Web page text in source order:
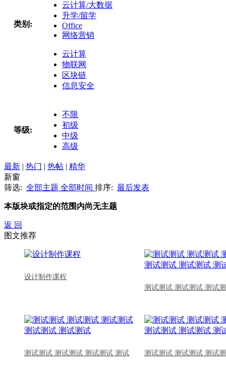
类别:
云计算/大数据
升学/留学
Office
网络营销
云计算
物联网
区块链
信息安全
等级:
不限
初级
中级
高级
最新 | 热门 | 热帖 | 精华
新窗
筛选: 全部主题 全部时间 排序: 最后发表
本版块或指定的范围内尚无主题
返 回
图文推荐
设计制作课程
测试测试 测试测试 测试
测试测试 测试测试 测试测试 测试 测试测试 测试测试 测试